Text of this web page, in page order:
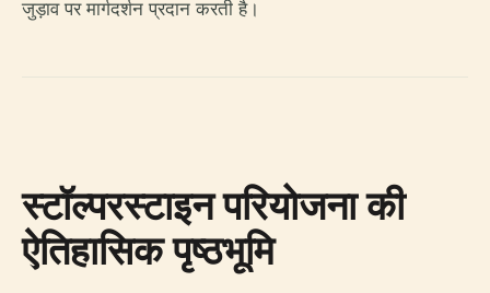
जुड़ाव पर मार्गदर्शन प्रदान करती है।
स्टॉल्परस्टाइन परियोजना की
ऐतिहासिक पृष्ठभूमि